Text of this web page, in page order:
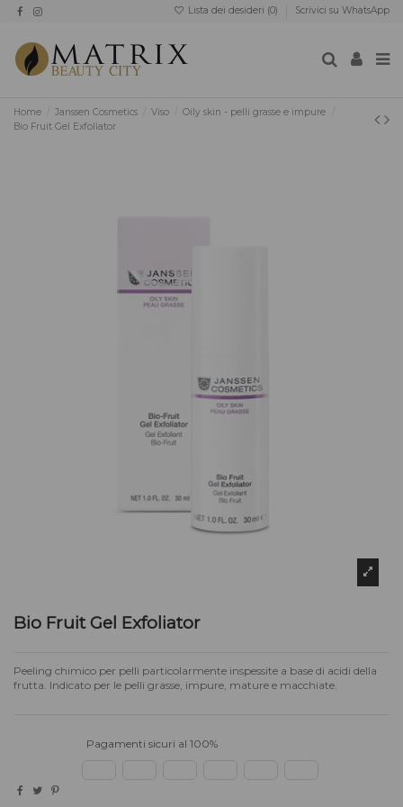
Lista dei desideri (0) Scrivici su WhatsApp
Home Janssen Cosmetics Viso
Oily skin - pelli grasse e impure
Bio Fruit Gel Exfoliator
Bio Fruit Gel Exfoliator
Peeling chimico per pelli particolarmente inspessite a base di acidi della
frutta. Indicato per le pelli grasse, impure, mature e macchiate.
Pagamenti sicuri al 100%